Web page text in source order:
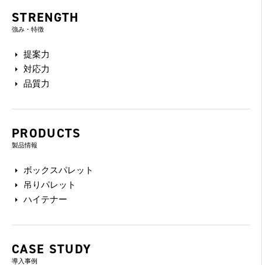
STRENGTH
強み・特徴
提案力
対応力
品質力
PRODUCTS
製品情報
ボックスパレット
吊りパレット
ハイテナー
CASE STUDY
導入事例